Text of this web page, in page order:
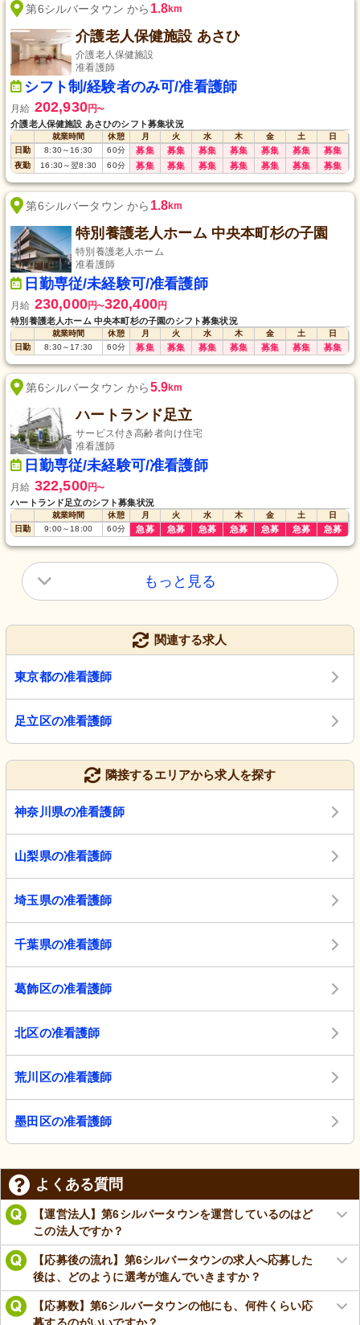
第6シルバータウン から 1.8km
介護老人保健施設 あさひ
介護老人保健施設
准看護師
シフト制/経験者のみ可/准看護師
月給 202,930円〜
介護老人保健施設 あさひのシフト募集状況
就業時間 休憩 月 火 水 木 金 土
日
日勤
8:30～16:30 60分 募集 募集 募集 募集 募集 募集 募集
夜勤 16:30～翌8:30 60分 募集 募集 募集 募集 募集 募集 募集
第6シルバータウン から 1.8km
特別養護老人ホーム 中央本町杉の子園
特別養護老人ホーム
准看護師
日勤専従/未経験可/准看護師
月給 230,000円〜320,400円
特別養護老人ホーム 中央本町杉の子園のシフト募集状況
就業時間 休憩 月 火 水 木 金 土
日
日勤
8:30～17:30 60分 募集 募集 募集 募集 募集 募集 募集
第6シルバータウン から5.9km
ハートランド足立
サービス付き高齢者向け住宅
准看護師
日勤専従/未経験可/准看護師
月給 322,500円〜
ハートランド足立のシフト募集状況
就業時間 休憩 月 火 水 木 金 土
日
日勤
9:00～18:00 60分 急募 急募 急募 急募 急募 急募 急募
もっと見る
関連する求人
東京都の准看護師
足立区の准看護師
隣接するエリアから求人を探す
神奈川県の准看護師
山梨県の准看護師
埼玉県の准看護師
千葉県の准看護師
葛飾区の准看護師
北区の准看護師
荒川区の准看護師
墨田区の准看護師
よくある質問
【運営法人】第6シルバータウンを運営しているのはど
この法人ですか？
【応募後の流れ】第6シルバータウンの求人へ応募した
後は、どのように選考が進んでいきますか？
【応募数】第6シルバータウンの他にも、何件くらい応